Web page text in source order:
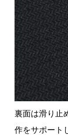
裏面は滑り止
作をサポート